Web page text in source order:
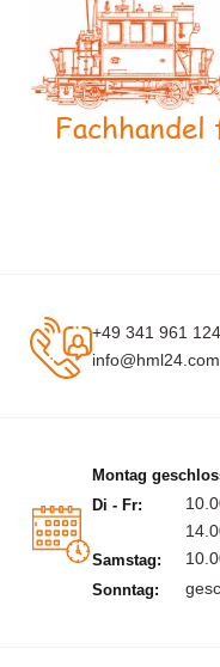
+49 341 961
info@hml24.com
Montag
Di - Fr:
Samstag:
Sonntag: